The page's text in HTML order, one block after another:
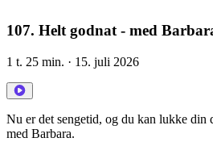
107. Helt godnat - med
1 t. 25 min. · 15. juli 2026
Nu er det sengetid, og du kan lukke din
med Barbara.